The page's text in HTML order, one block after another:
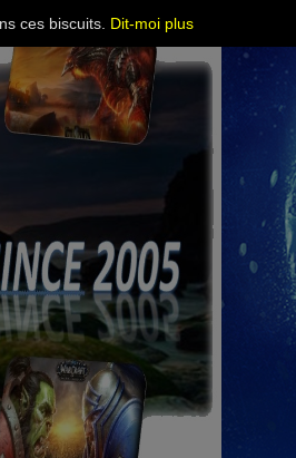
ces biscuits. Dit-moi plus